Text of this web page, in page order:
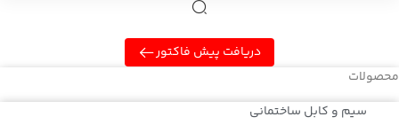
دریافت پیش فاکتور
محصولات
سیم و کابل ساختمانی